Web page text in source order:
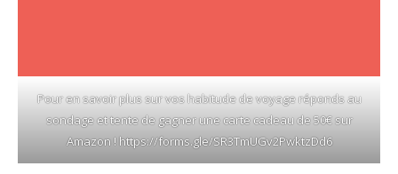
Pour en savoir plus sur vos habitude de voyage réponds au
sondage et tente de gagner une carte cadeau de 50€ sur
Amazon !https://forms.gle/SR3TmUGv2PwktzDd6